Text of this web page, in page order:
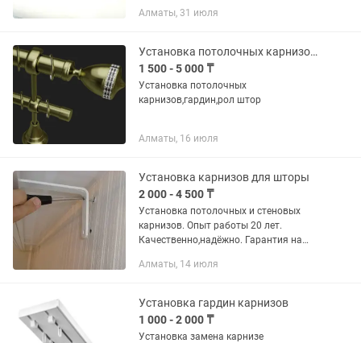
имеется пластиковые и алюминий
Алматы, 31 июля
Установка потолочных карнизов,гардин,ролл штор,жалюзи
1 500 - 5 000 ₸
Установка потолочных
карнизов,гардин,рол штор
Алматы, 16 июля
Установка карнизов для шторы
2 000 - 4 500 ₸
Установка потолочных и стеновых
карнизов. Опыт работы 20 лет.
Качественно,надёжно. Гарантия на
Алматы, 14 июля
Установка гардин карнизов
1 000 - 2 000 ₸
Установка замена карнизе